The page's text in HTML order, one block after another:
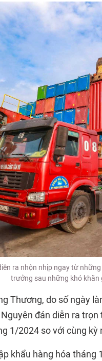
ra nhộn nhịp ngay từ
trưởng sau những khó khăn
Thương, do số ngày
đán diễn ra
1/2024 so với cùng
khẩu hàng hóa tháng